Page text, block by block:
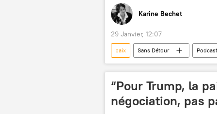
radicalisation
extrémisme
souveraineté
Karine Bechet
29 Janvier, 12:07
paix Sans Détour
“Pour Trump, la
négociation, pas